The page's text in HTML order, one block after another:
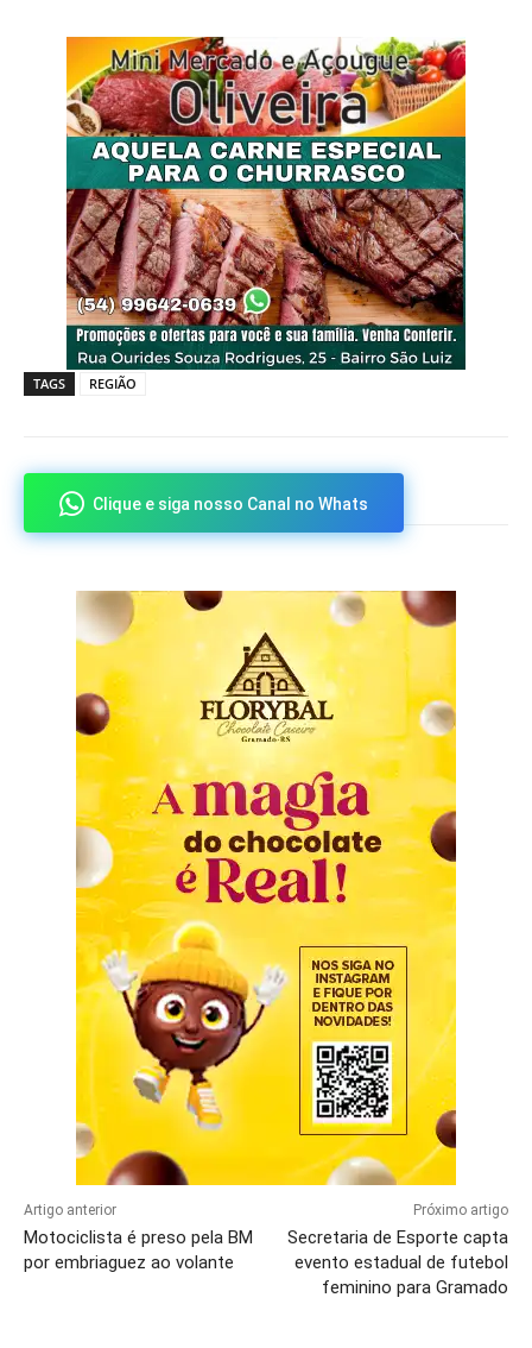
TAGS REGIÃO
Clique e siga nosso Canal no Whats
Artigo anterior
Motociclista é preso pela BM
por embriaguez ao volante
Próximo artigo
Secretaria de Esporte capta
evento estadual de futebol
feminino para Gramado